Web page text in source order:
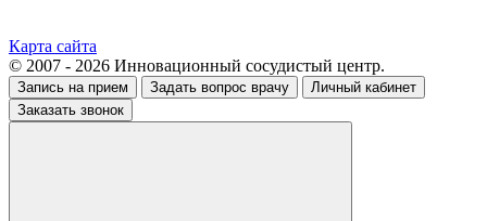
Карта сайта
© 2007 - 2026 Инновационный сосудистый центр.
Запись на прием Задать вопрос врачу
Личный кабинет
Заказать звонок